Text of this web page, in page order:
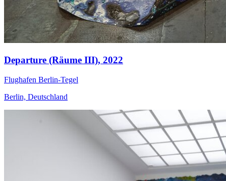
Departure (Räume III), 2022
Flughafen Berlin-Tegel
Berlin, Deutschland